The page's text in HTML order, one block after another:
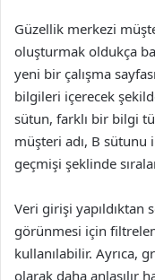
Güzellik merkezi
oluşturmak oldukça
yeni bir çalışma
bilgileri içerecek
sütun, farklı bir bilgi
müşteri adı, B
geçmişi şeklinde
Veri girişi yapıldıktan
görünmesi için
kullanılabilir. Ayrıca,
olarak daha anlaşılır